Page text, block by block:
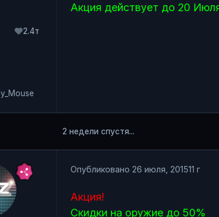
2.4т
Репутация
Акция действует до 20
2 недели спустя...
Опубликовано 26 июля, 201511 г
Акция!
Скидки на оружие до 50%